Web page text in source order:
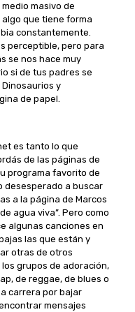
masivo de
que tiene forma
constantemente.
perceptible, pero para
se nos hace muy
si de tus padres se
y
de papel.
es tanto lo que
de las páginas de
programa favorito de
desesperado a buscar
a la página de Marcos
agua viva”. Pero como
algunas canciones en
las que están y
otras de otros
grupos de adoración,
de reggae, de blues o
carrera por bajar
mensajes